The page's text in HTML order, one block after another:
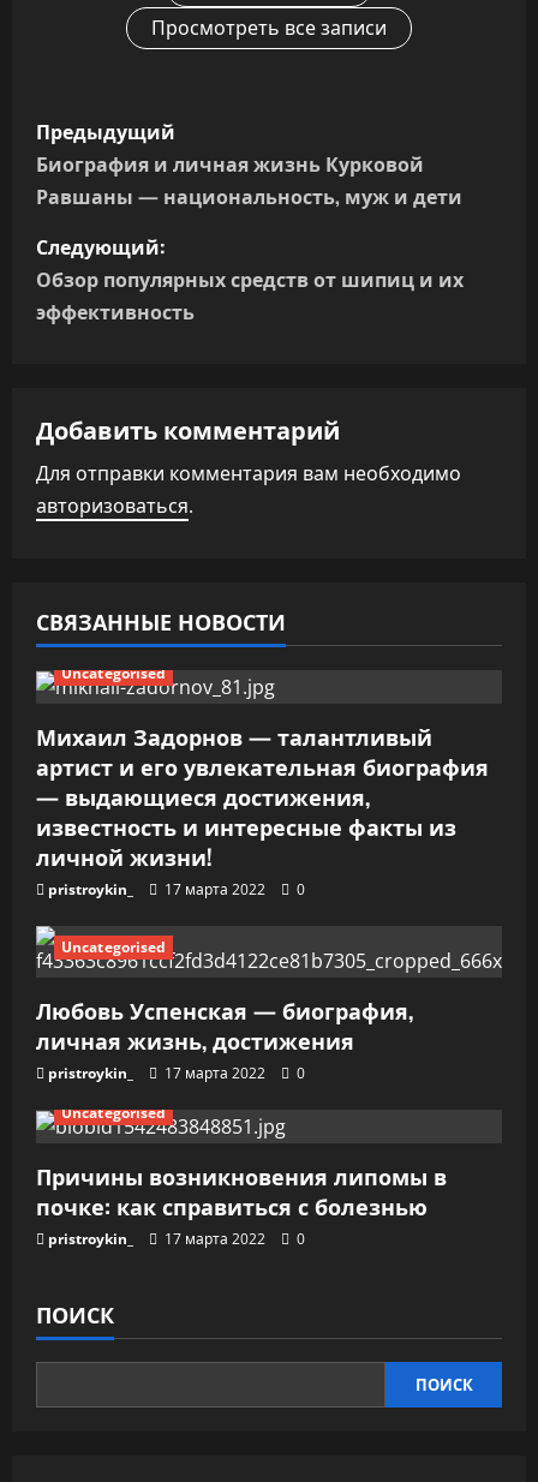
Просмотреть все записи
Н
а
в
и
г
ц
и
я
о
з
а
п
и
с
я
м
Предыдущий
Биография и личная жизнь Курковой
Равшаны — национальность, муж и дети
Следующий:
Обзор популярных средств от шипиц и их
эффективность
Добавить комментарий
Для отправки комментария вам необходимо
авторизоваться.
СВЯЗАННЫЕ НОВОСТИ
Uncategorised
Михаил Задорнов — талантливый
артист и его увлекательная биография
— выдающиеся достижения,
известность и интересные факты из
личной жизни!
pristroykin_ 17 марта 2022 0
Uncategorised
Любовь Успенская — биография,
личная жизнь, достижения
pristroykin_ 17 марта 2022
0
Uncategorised
Причины возникновения липомы в
почке: как справиться с болезнью
pristroykin_ 17 марта 2022 0
ПОИСК
ПОИСК